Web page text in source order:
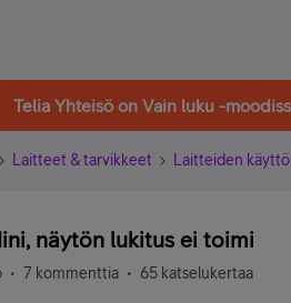
Telia Yhteisö on Vain luku -
Laitteet & tarvikkeet Laitteiden
näytön lukitus ei toimi
7 kommenttia 65 katselukertaa